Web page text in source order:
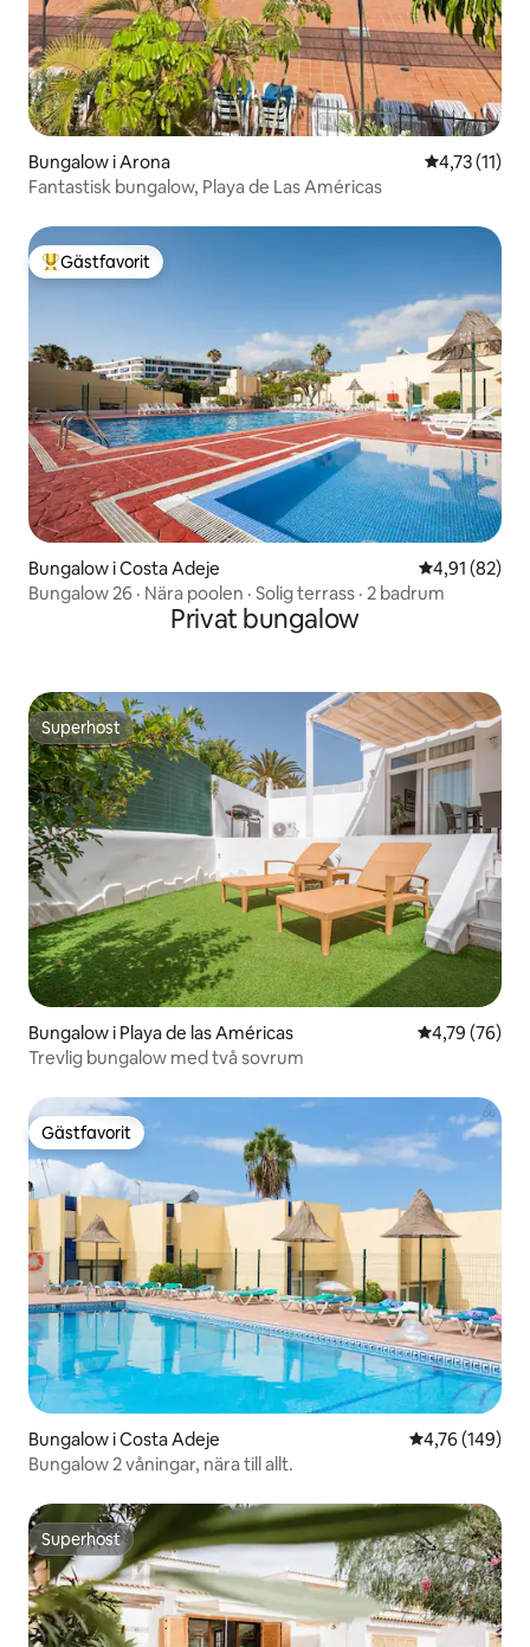
Bungalow i Arona 4,73 av 5 i
4,73 (11)
Fantastisk bungalow, Playa de Las Américas
Populär gästfavorit
Gästfavorit
Bungalow i Costa Adeje 4,91 av 5 i
4,91 (82)
Bungalow 26 · Nära poolen · Solig terrass · 2 badrum
Privat bungalow
Superhost
Superhost
Bungalow i Playa de las Américas 4,79 av 5 i
4,79 (76)
Trevlig bungalow med två sovrum
Gästfavorit
Gästfavorit
Bungalow i Costa Adeje 4,76 av 5 i
4,76 (149)
Bungalow 2 våningar, nära till allt.
Superhost
Superhost